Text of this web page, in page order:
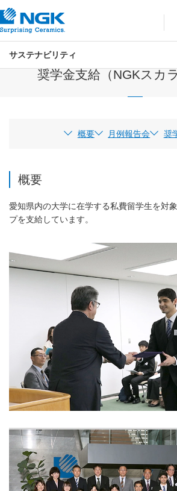
言
サステナビリティ
奨学金支給（NGKスカ
概要 月例報告会 奨
概要
愛知県内の大学に在学する私費留学生を対
プを支給しています。